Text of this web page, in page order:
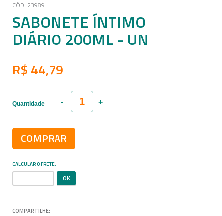
23989
SABONETE ÍNTIMO
DIÁRIO 200ML - UN
R$ 44,79
Quantidade
COMPRAR
CALCULAR O FRETE
COMPARTILHE: